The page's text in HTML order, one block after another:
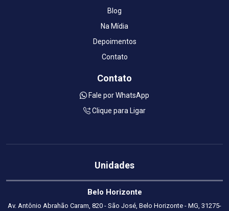
Blog
Na Mídia
Depoimentos
Contato
Contato
Fale por WhatsApp
Clique para Ligar
Unidades
Belo Horizonte
Av. Antônio Abrahão Caram, 820 - São José, Belo Horizonte - MG, 31275-